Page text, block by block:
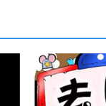
或自由搜索会